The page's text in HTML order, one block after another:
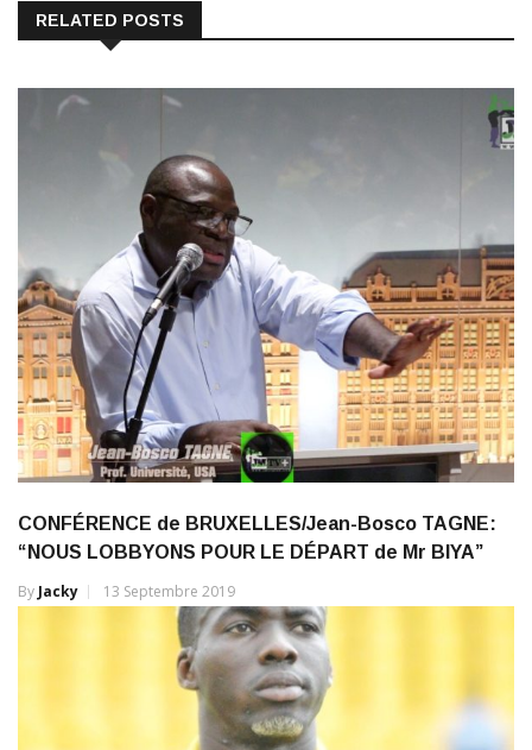
RELATED POSTS
CONFÉRENCE de BRUXELLES/Jean-Bosco TAGNE:
“NOUS LOBBYONS POUR LE DÉPART de Mr BIYA”
By Jacky 13 Septembre 2019